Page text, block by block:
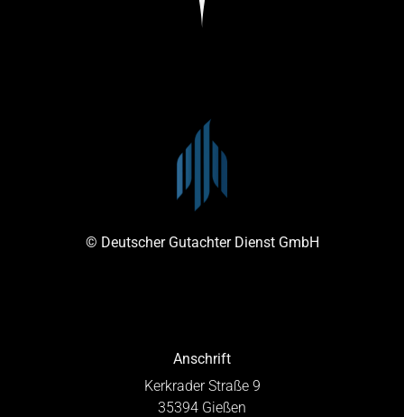
© Deutscher Gutachter Dienst GmbH
Anschrift
Kerkrader Straße 9
35394 Gießen